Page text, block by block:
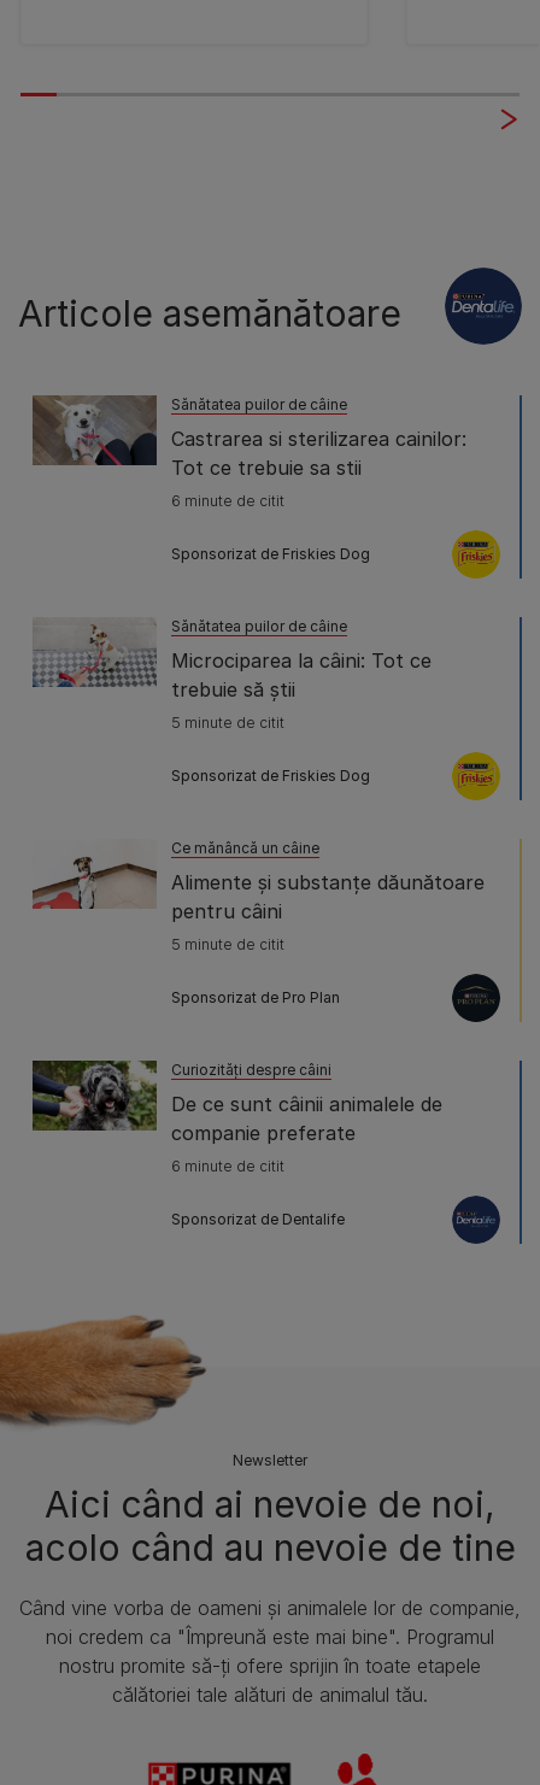
Articole asemănătoare
Sănătatea puilor de câine
Castrarea si sterilizarea cainilor:
Tot ce trebuie sa stii
6 minute de citit
Sponsorizat de Friskies Dog
Sănătatea puilor de câine
Microciparea la câini: Tot ce
trebuie să știi
5 minute de citit
Sponsorizat de Friskies Dog
Ce mănâncă un câine
Alimente și substanțe dăunătoare
pentru câini
5 minute de citit
Sponsorizat de Pro Plan
Curiozități despre câini
De ce sunt câinii animalele de
companie preferate
6 minute de citit
Sponsorizat de Dentalife
Newsletter
Aici când ai nevoie de noi,
acolo când au nevoie de tine
Când vine vorba de oameni și animalele lor de companie,
noi credem ca "Împreună este mai bine". Programul
nostru promite să-ți ofere sprijin în toate etapele
călătoriei tale alături de animalul tău.